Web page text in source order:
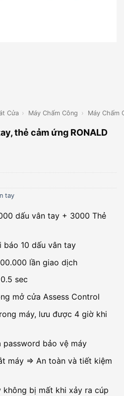
Cửa › Máy Chấm Công › Máy Chấm
thẻ cảm ứng RONALD
tay
dấu vân tay + 3000 Thẻ
10 dấu vân tay
lần giao dịch
sec
mở cửa Assess Control
máy, lưu được 4 giờ khi
password bảo vệ máy
máy => An toàn và tiết kiệm
không bị mất khi xảy ra cúp